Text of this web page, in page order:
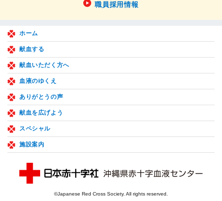
職員採用情報
ホーム
献血する
献血いただく方へ
血液のゆくえ
ありがとうの声
献血を広げよう
スペシャル
施設案内
©Japanese Red Cross Society. All rights reserved.